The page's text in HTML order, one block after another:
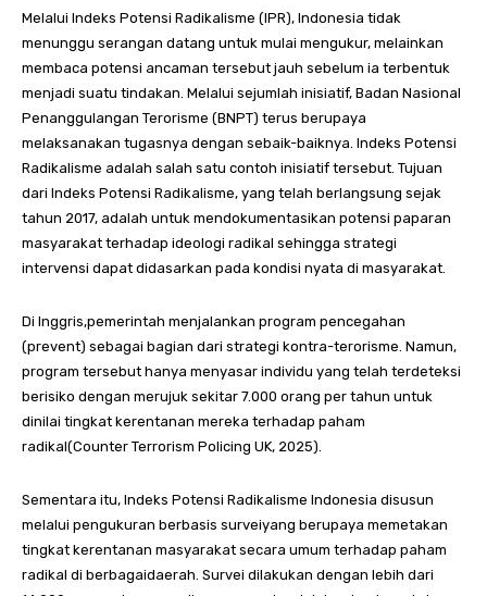
Melalui Indeks Potensi Radikalisme (IPR), Indonesia tidak
menunggu serangan datang untuk mulai mengukur, melainkan
membaca potensi ancaman tersebut jauh sebelum ia terbentuk
menjadi suatu tindakan. Melalui sejumlah inisiatif, Badan Nasional
Penanggulangan Terorisme (BNPT) terus berupaya
melaksanakan tugasnya dengan sebaik-baiknya. Indeks Potensi
Radikalisme adalah salah satu contoh inisiatif tersebut. Tujuan
dari Indeks Potensi Radikalisme, yang telah berlangsung sejak
tahun 2017, adalah untuk mendokumentasikan potensi paparan
masyarakat terhadap ideologi radikal sehingga strategi
intervensi dapat didasarkan pada kondisi nyata di masyarakat.
Di Inggris,pemerintah menjalankan program pencegahan
(prevent) sebagai bagian dari strategi kontra-terorisme. Namun,
program tersebut hanya menyasar individu yang telah terdeteksi
berisiko dengan merujuk sekitar 7.000 orang per tahun untuk
dinilai tingkat kerentanan mereka terhadap paham
radikal(Counter Terrorism Policing UK, 2025).
Sementara itu, Indeks Potensi Radikalisme Indonesia disusun
melalui pengukuran berbasis surveiyang berupaya memetakan
tingkat kerentanan masyarakat secara umum terhadap paham
radikal di berbagaidaerah. Survei dilakukan dengan lebih dari